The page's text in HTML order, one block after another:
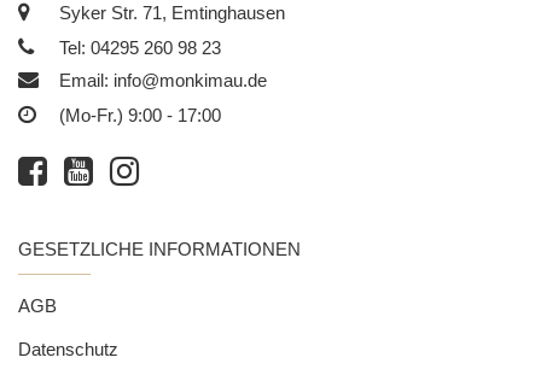
Syker Str. 71, Emtinghausen
Tel: 04295 260 98 23
Email: info@monkimau.de
(Mo-Fr.) 9:00 - 17:00
GESETZLICHE INFORMATIONEN
AGB
Datenschutz